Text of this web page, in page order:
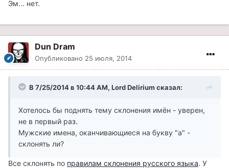
Эм... нет.
Dun Dram
Опубликовано 25 июля, 2014
В 7/25/2014 в 10:44 AM, Lord Delirium сказал:
Хотелось бы поднять тему склонения имён - уверен,
не в первый раз.
Мужские имена, оканчивающиеся на букву "а" -
склонять ли?
Все склонять по правилам склонения русского языка. У